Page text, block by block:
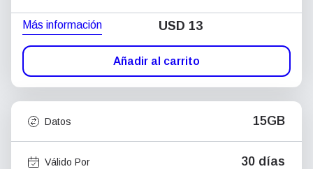
Más información USD 13
Añadir al carrito
Datos 15GB
Válido Por 30 días